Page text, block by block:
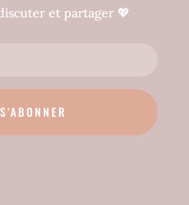
et partager 💖
S'ABONNER